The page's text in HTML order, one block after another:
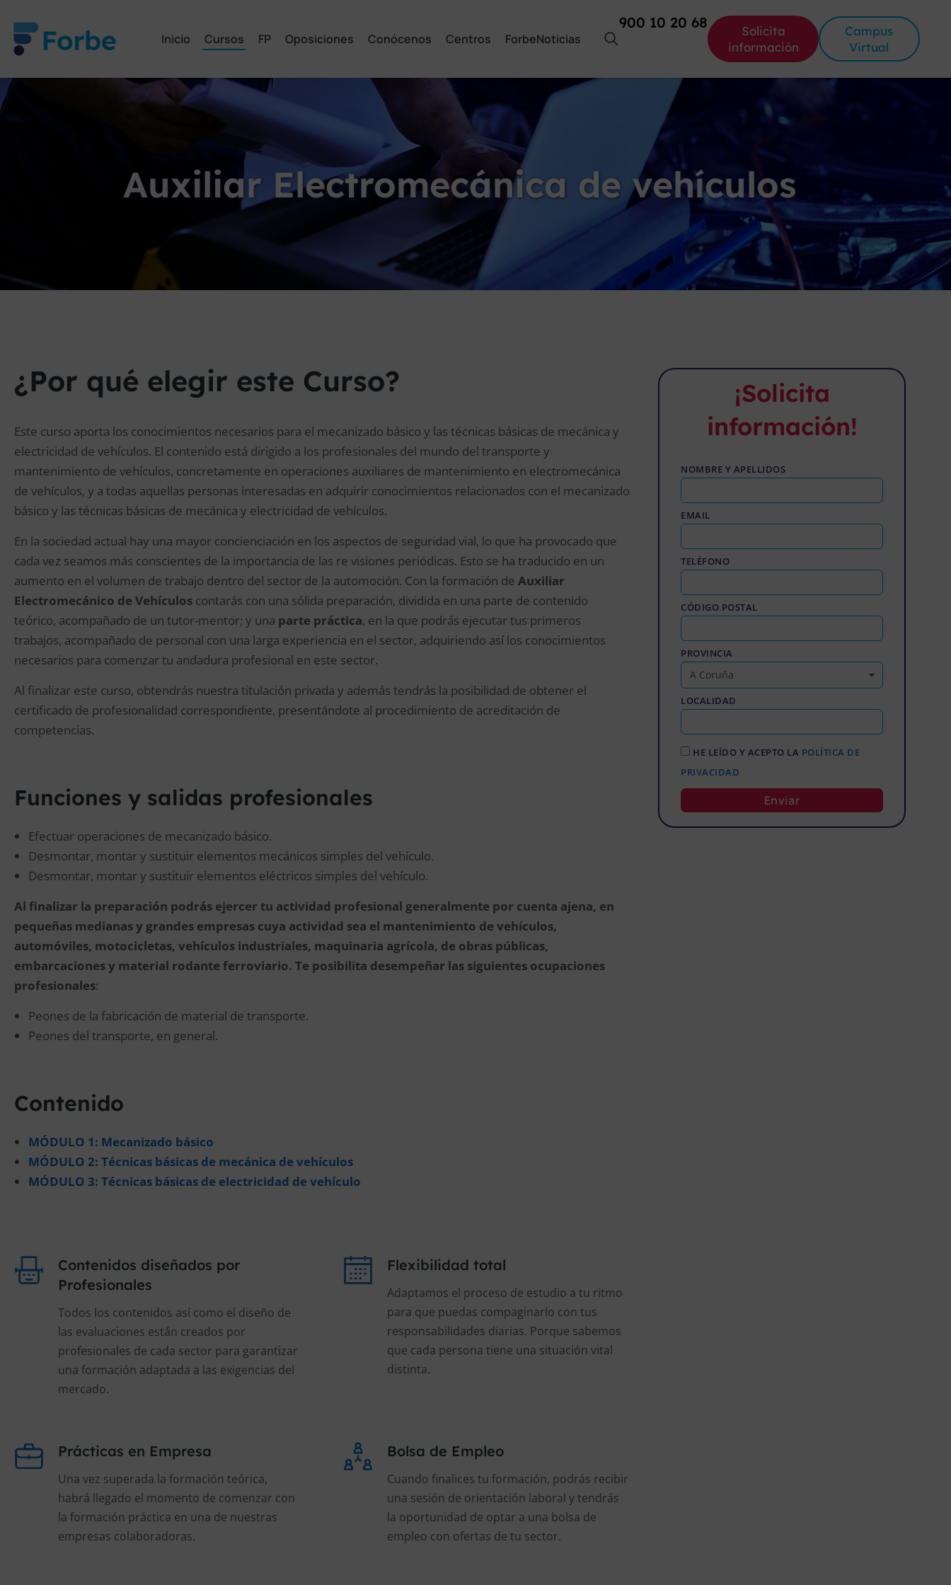
Inicio Cursos FP Oposiciones Conócenos Centros ForbeNoticias
900 10 20 68
Solicita
información
Campus
Virtual
Auxiliar Electromecánica de vehículos
¿Por qué elegir este Curso?
Este curso aporta los conocimientos necesarios para el mecanizado básico y las técnicas básicas de mecánica y
electricidad de vehículos. El contenido está dirigido a los profesionales del mundo del transporte y
mantenimiento de vehículos, concretamente en operaciones auxiliares de mantenimiento en electromecánica
de vehículos, y a todas aquellas personas interesadas en adquirir conocimientos relacionados con el mecanizado
básico y las técnicas básicas de mecánica y electricidad de vehículos.
En la sociedad actual hay una mayor concienciación en los aspectos de seguridad vial, lo que ha provocado que
cada vez seamos más conscientes de la importancia de las re visiones periódicas. Esto se ha traducido en un
aumento en el volumen de trabajo dentro del sector de la automoción. Con la formación de Auxiliar
Electromecánico de Vehículos contarás con una sólida preparación, dividida en una parte de contenido
teórico, acompañado de un tutor-mentor; y una parte práctica, en la que podrás ejecutar tus primeros
trabajos, acompañado de personal con una larga experiencia en el sector, adquiriendo así los conocimientos
necesarios para comenzar tu andadura profesional en este sector.
Al finalizar este curso, obtendrás nuestra titulación privada y además tendrás la posibilidad de obtener el
certificado de profesionalidad correspondiente, presentándote al procedimiento de acreditación de
competencias.
Funciones y salidas profesionales
Efectuar operaciones de mecanizado básico.
Desmontar, montar y sustituir elementos mecánicos simples del vehículo.
Desmontar, montar y sustituir elementos eléctricos simples del vehículo.
Al finalizar la preparación podrás ejercer tu actividad profesional generalmente por cuenta ajena, en
pequeñas medianas y grandes empresas cuya actividad sea el mantenimiento de vehículos,
automóviles, motocicletas, vehículos industriales, maquinaria agrícola, de obras públicas,
embarcaciones y material rodante ferroviario. Te posibilita desempeñar las siguientes ocupaciones
profesionales:
Peones de la fabricación de material de transporte.
Peones del transporte, en general.
Contenido
MÓDULO 1: Mecanizado básico
MÓDULO 2: Técnicas básicas de mecánica de vehículos
MÓDULO 3: Técnicas básicas de electricidad de vehículo
Contenidos diseñados por
Profesionales
Todos los contenidos así como el diseño de
las evaluaciones están creados por
profesionales de cada sector para garantizar
una formación adaptada a las exigencias del
mercado.
Flexibilidad total
Adaptamos el proceso de estudio a tu ritmo
para que puedas compaginarlo con tus
responsabilidades diarias. Porque sabemos
que cada persona tiene una situación vital
distinta.
Prácticas en Empresa
Una vez superada la formación teórica,
habrá llegado el momento de comenzar con
la formación práctica en una de nuestras
empresas colaboradoras.
Bolsa de Empleo
Cuando finalices tu formación, podrás recibir
una sesión de orientación laboral y tendrás
la oportunidad de optar a una bolsa de
empleo con ofertas de tu sector.
¡Solicita
información!
NOMBRE Y APELLIDOS
EMAIL
TELÉFONO
CÓDIGO POSTAL
PROVINCIA
LOCALIDAD
HE LEÍDO Y ACEPTO LA POLÍTICA DE
PRIVACIDAD
Enviar